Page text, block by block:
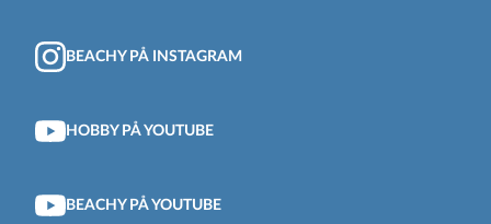
BEACHY PÅ INSTAGRAM
HOBBY PÅ YOUTUBE
BEACHY PÅ YOUTUBE